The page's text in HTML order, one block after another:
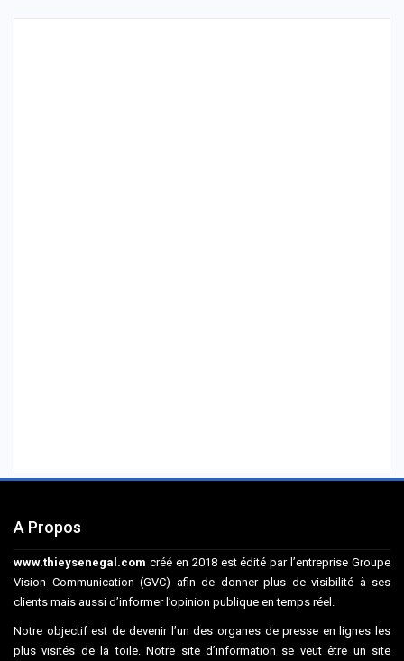
A Propos
www.thieysenegal.com créé en 2018 est édité par l’entreprise Groupe
Vision Communication (GVC) afin de donner plus de visibilité à ses
clients mais aussi d’informer l’opinion publique en temps réel.
Notre objectif est de devenir l’un des organes de presse en lignes les
plus visités de la toile. Notre site d’information se veut être un site